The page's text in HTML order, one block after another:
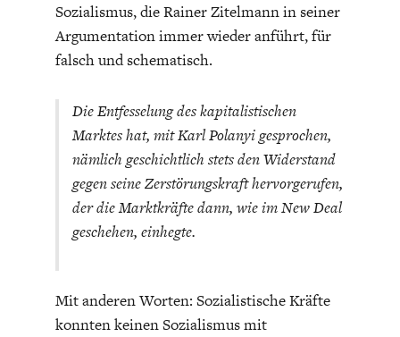
Sozialismus, die Rainer Zitelmann in seiner
Argumentation immer wieder anführt, für
falsch und schematisch.
Die Entfesselung des kapitalistischen
Marktes hat, mit Karl Polanyi gesprochen,
nämlich geschichtlich stets den Widerstand
gegen seine Zerstörungskraft hervorgerufen,
der die Marktkräfte dann, wie im New Deal
geschehen, einhegte.
Mit anderen Worten: Sozialistische Kräfte
konnten keinen Sozialismus mit